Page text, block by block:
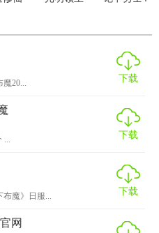
介 天下布魔20...
下载
TenkafuMA 天下布魔简介 ...
下载
服简介 《天下布魔》日服...
下载
网